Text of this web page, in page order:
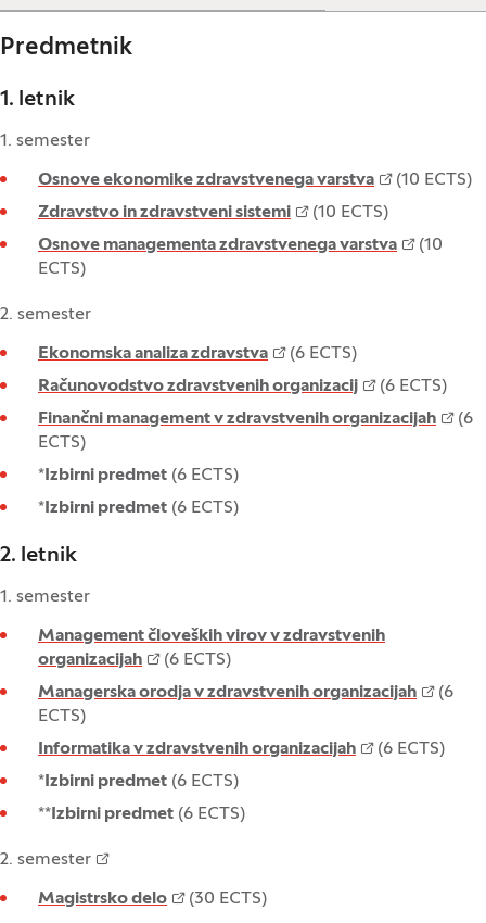
Predmetnik
1. letnik
1. semester
Osnove ekonomike zdravstvenega varstva
(10 ECTS)
Zdravstvo in zdravstveni sistemi
(10 ECTS)
Osnove managementa zdravstvenega varstva
(10
ECTS)
2. semester
Ekonomska analiza zdravstva
(6 ECTS)
Računovodstvo zdravstvenih organizacij
(6 ECTS)
Finančni management v zdravstvenih organizacijah
(6
ECTS)
* Izbirni predmet (6 ECTS)
* Izbirni predmet (6 ECTS)
2. letnik
1. semester
Management človeških virov v zdravstvenih
organizacijah
(6 ECTS)
Managerska orodja v zdravstvenih organizacijah
(6
ECTS)
Informatika v zdravstvenih organizacijah
(6 ECTS)
* Izbirni predmet (6 ECTS)
** Izbirni predmet (6 ECTS)
2. semester
Magistrsko delo (30 ECTS)